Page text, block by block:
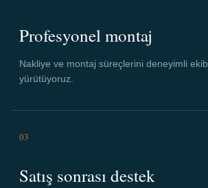
Profesyonel montaj
Nakliye ve montaj süreçlerini deneyimli
yürütüyoruz.
03
Satış sonrası destek